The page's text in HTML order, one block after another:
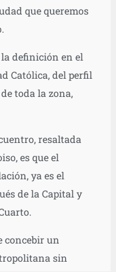
que queremos
definición en el
Católica, del perfil
toda la zona,
resaltada
es que el
ya es el
de la Capital y
concebir un
sin